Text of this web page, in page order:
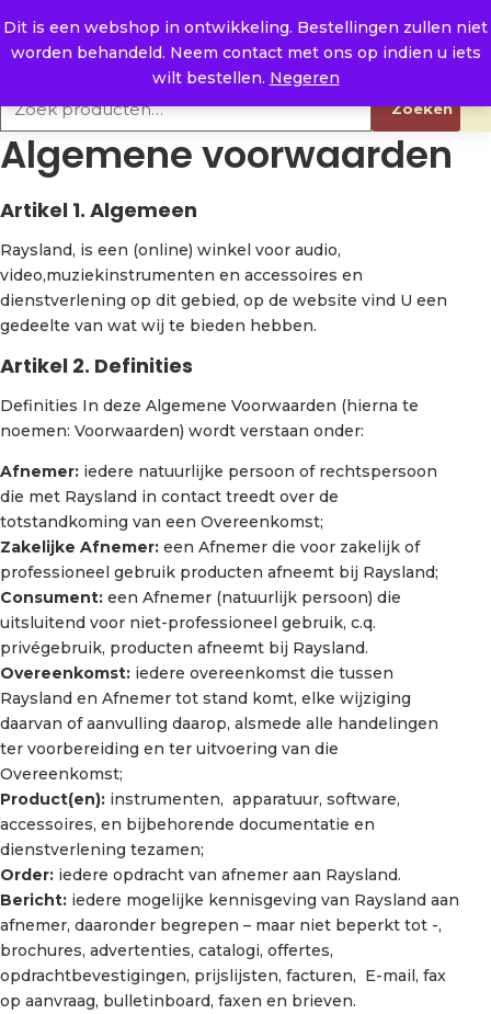
Dit is een webshop in ontwikkeling. Bestellingen zullen niet
worden behandeld. Neem contact met ons op indien u iets
wilt bestellen. Negeren
E. info@raysland.nl
Productcategorieën
Zoeken
Algemene voorwaarden
Artikel 1. Algemeen
Raysland, is een (online) winkel voor audio,
video,muziekinstrumenten en accessoires en
dienstverlening op dit gebied, op de website vind U een
gedeelte van wat wij te bieden hebben.
Artikel 2. Definities
Definities In deze Algemene Voorwaarden (hierna te
noemen: Voorwaarden) wordt verstaan onder:
Afnemer: iedere natuurlijke persoon of rechtspersoon
die met Raysland in contact treedt over de
totstandkoming van een Overeenkomst;
Zakelijke Afnemer: een Afnemer die voor zakelijk of
professioneel gebruik producten afneemt bij Raysland;
Consument: een Afnemer (natuurlijk persoon) die
uitsluitend voor niet-professioneel gebruik, c.q.
privégebruik, producten afneemt bij Raysland.
Overeenkomst: iedere overeenkomst die tussen
Raysland en Afnemer tot stand komt, elke wijziging
daarvan of aanvulling daarop, alsmede alle handelingen
ter voorbereiding en ter uitvoering van die
Overeenkomst;
Product(en): instrumenten, apparatuur, software,
accessoires, en bijbehorende documentatie en
dienstverlening tezamen;
Order: iedere opdracht van afnemer aan Raysland.
Bericht: iedere mogelijke kennisgeving van Raysland aan
afnemer, daaronder begrepen – maar niet beperkt tot -,
brochures, advertenties, catalogi, offertes,
opdrachtbevestigingen, prijslijsten, facturen, E-mail, fax
op aanvraag, bulletinboard, faxen en brieven.